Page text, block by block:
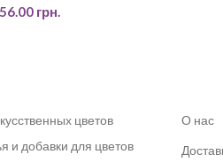
56.00 грн.
цветов
и добавки для цветов
О нас